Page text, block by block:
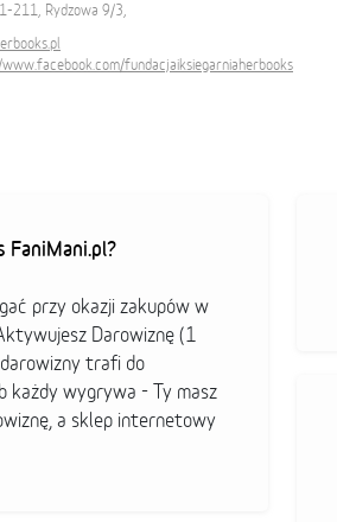
211, Rydzowa 9/3,
fundacjaiksiegarniaherbooks
FaniMani.pl?
przy okazji zakupów w
Darowiznę (1
trafi do
każdy wygrywa - Ty masz
a sklep internetowy